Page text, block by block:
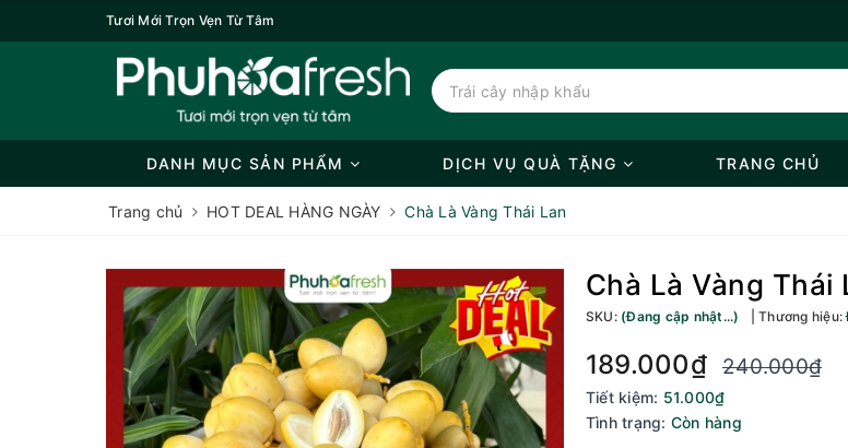
Tươi Mới Trọn Vẹn Từ Tâm
DANH MỤC SẢN PHẨM DỊCH VỤ QUÀ TẶNG TRANG CHỦ
Trang chủ HOT DEAL HÀNG NGÀY Chà Là Vàng Thái Lan
Chà Là Vàng Thái
SKU: (Đang cập nhật...) Thương hiệu:
189.000₫ 240.000₫
Tiết kiệm: 51.000₫
Tình trạng: Còn hàng